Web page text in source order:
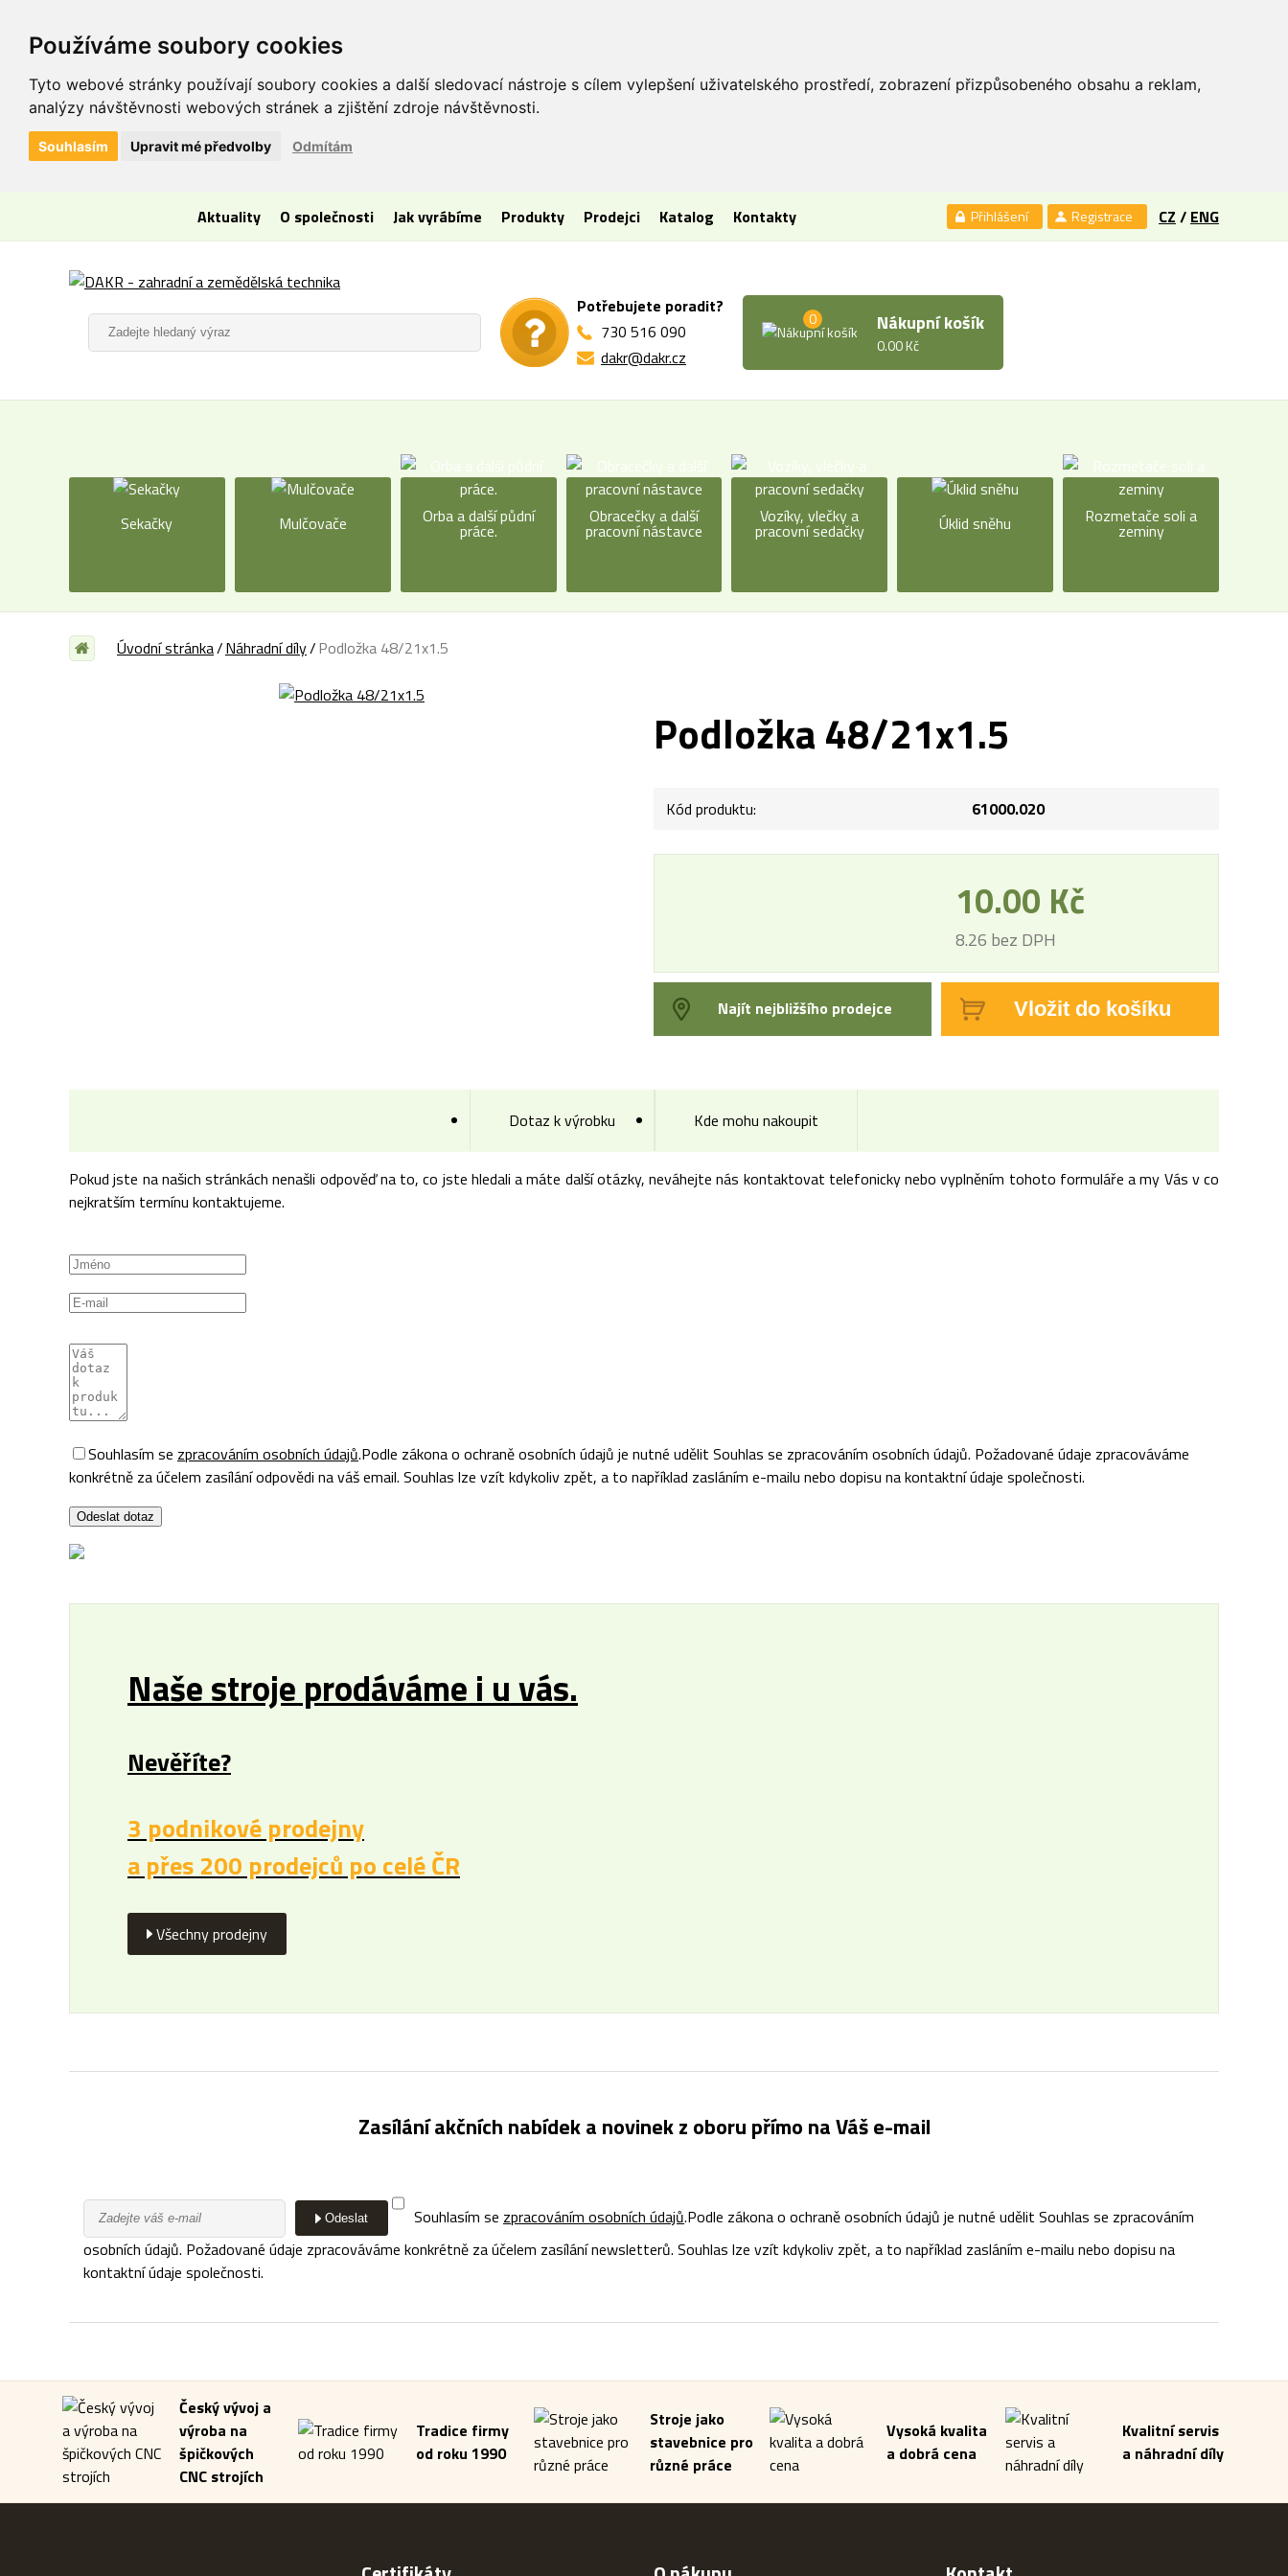
Používáme soubory cookies
Tyto webové stránky používají soubory cookies a další sledovací nástroje s cílem vylepšení uživatelského prostředí, zobrazení přizpůsobeného obsahu a reklam,
analýzy návštěvnosti webových stránek a zjištění zdroje návštěvnosti.
Souhlasím Odmítám
Upravit mé předvolby
Aktuality O společnosti Jak vyrábíme Produkty Prodejci Katalog Kontakty Přihlášení Registrace CZ / ENG
Potřebujete poradit?
730 516 090
dakr@dakr.cz
Nákupní košík
0.00 Kč
0
Sekačky Mulčovače Orba a další půdní
práce.
Obracečky a další
pracovní nástavce
Vozíky, vlečky a
pracovní sedačky Úklid sněhu Rozmetače soli a
zeminy
Úvodní stránka Náhradní díly Podložka 48/21x1.5
Podložka 48/21x1.5
Kód produktu: 61000.020
10.00 Kč
8.26 bez DPH
Najít nejbližšího prodejce Vložit do košíku
Dotaz k výrobku Kde mohu nakoupit
Pokud jste na našich stránkách nenašli odpověď na to, co jste hledali a máte další otázky, neváhejte nás kontaktovat telefonicky nebo vyplněním tohoto formuláře a my Vás v co
nejkratším termínu kontaktujeme.
Souhlasím se zpracováním osobních údajů.Podle zákona o ochraně osobních údajů je nutné udělit Souhlas se zpracováním osobních údajů. Požadované údaje zpracováváme
konkrétně za účelem zasílání odpovědi na váš email. Souhlas lze vzít kdykoliv zpět, a to například zasláním e-mailu nebo dopisu na kontaktní údaje společnosti.
Odeslat dotaz
Naše stroje prodáváme i u vás.
Nevěříte?
3 podnikové prodejny
a přes 200 prodejců po celé ČR
Všechny prodejny
Zasílání akčních nabídek a novinek z oboru přímo na Váš e-mail
Odeslat Souhlasím se zpracováním osobních údajů.Podle zákona o ochraně osobních údajů je nutné udělit Souhlas se zpracováním
osobních údajů. Požadované údaje zpracováváme konkrétně za účelem zasílání newsletterů. Souhlas lze vzít kdykoliv zpět, a to například zasláním e-mailu nebo dopisu na
kontaktní údaje společnosti.
Český vývoj a
výroba na
špičkových
CNC strojích
Tradice firmy
od roku 1990
Stroje jako
stavebnice pro
různé práce
Vysoká kvalita
a dobrá cena
Kvalitní servis
a náhradní díly